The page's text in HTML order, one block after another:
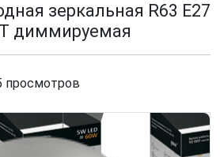
зеркальная R63 E27
диммируемая
просмотров